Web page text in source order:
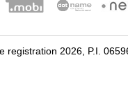
registration 2026, P.I.